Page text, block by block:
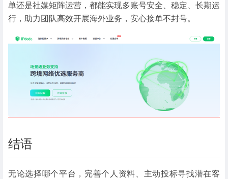
单还是社媒矩阵运营，都能实现多账号安全、稳定、长期运
行，助力团队高效开展海外业务，安心接单不封号。
结语
无论选择哪个平台，完善个人资料、主动投标寻找潜在客